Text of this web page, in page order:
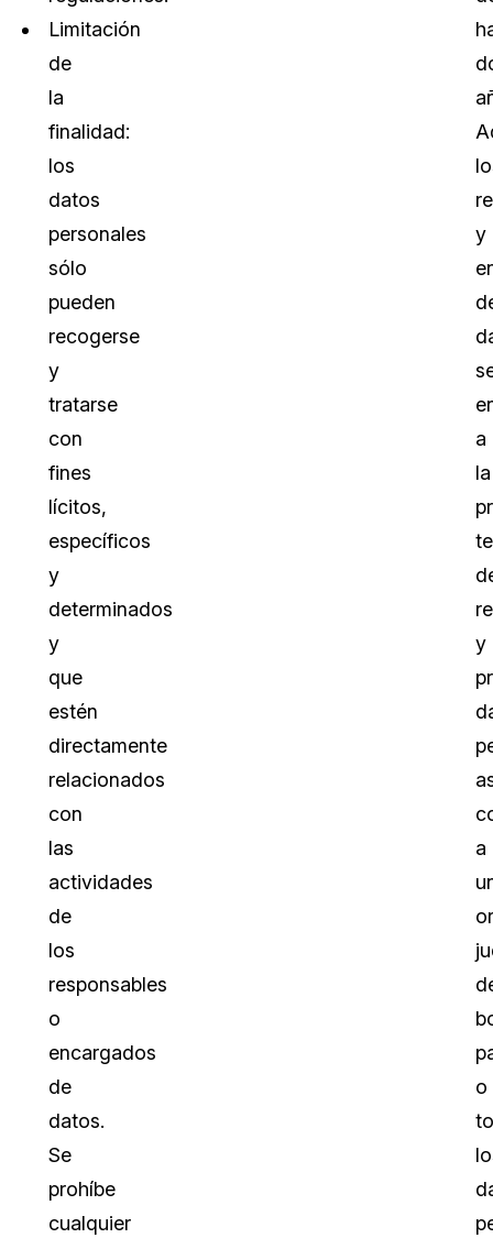
Limitación
de
la
finalidad:
los
datos
personales
sólo
pueden
recogerse
y
tratarse
con
fines
lícitos,
específicos
y
determinados
y
que
estén
directamente
relacionados
con
las
actividades
de
los
responsables
o
encargados
de
datos.
Se
prohíbe
cualquier
y
a
la
y
a
o